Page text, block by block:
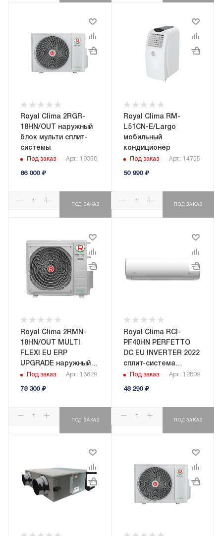
Royal Clima 2RGR-
18HN/OUT наружный
блок мульти сплит-
системы
Под заказ Арт.: 19358
86 000₽
ПОД ЗАКАЗ
Royal Clima RM-
L51CN-E/Largo
мобильный
кондиционер
Под заказ Арт.: 14755
50 990₽
ПОД ЗАКАЗ
Royal Clima 2RMN-
18HN/OUT MULTI
FLEXI EU ERP
UPGRADE наружный
блок мульти сплит-
Под заказ Арт.: 13629
78 300₽
ПОД ЗАКАЗ
Royal Clima RCI-
PF40HN PERFETTO
DC EU INVERTER 2022
сплит-система
настенного типа
Под заказ Арт.: 12809
48 290₽
ПОД ЗАКАЗ